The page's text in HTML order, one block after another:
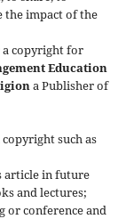
the impact of the
copyright for
Education
a Publisher of
such as
article in future
and lectures;
or conference and